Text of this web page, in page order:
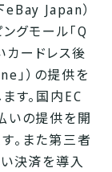
eBay Japan）
グモール「Q
カードレス後
」）の提供を
す。国内EC
いの提供を開
。また第三者
決済を導入